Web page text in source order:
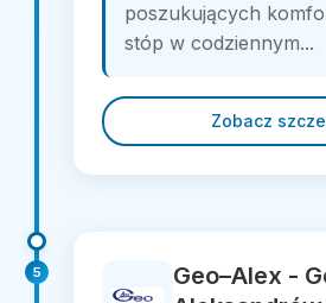
poszukujących
stóp w codziennym...
Zobacz
5
Geo–Alex -